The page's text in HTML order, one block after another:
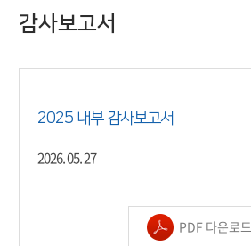
감사보고서
2025 내부 감사보고서
2026. 05. 27
PDF 다운로드